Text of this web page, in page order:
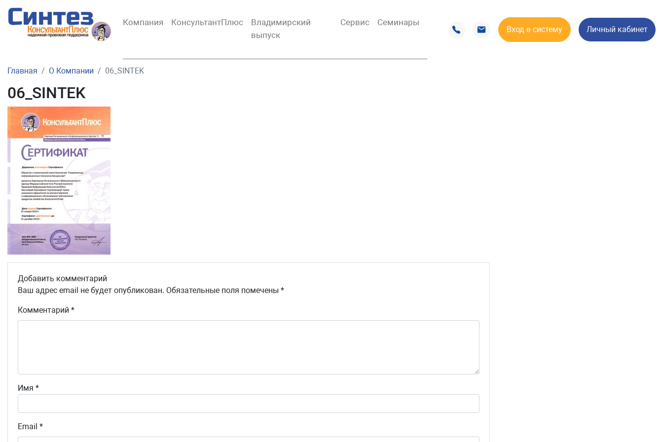
Компания КонсультантПлюс
Владимирский
выпуск
Сервис Семинары
Вход в систему Личный кабинет
Главная О Компании 06_SINTEK
06_SINTEK
Добавить комментарий
Ваш адрес email не будет опубликован. Обязательные поля помечены *
Комментарий *
Имя *
Email *